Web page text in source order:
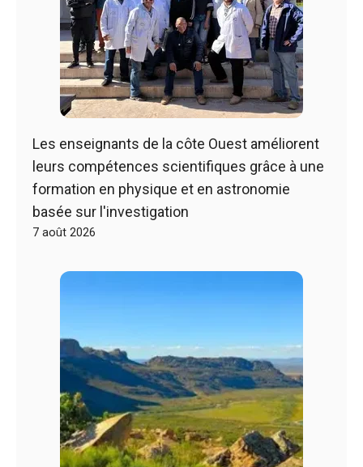
Les enseignants de la côte Ouest améliorent
leurs compétences scientifiques grâce à une
formation en physique et en astronomie
basée sur l'investigation
7 août 2026